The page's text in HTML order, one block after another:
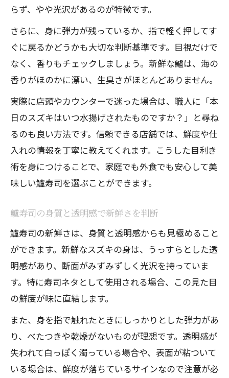
らず、やや光沢があるのが特徴です。
さらに、身に弾力が残っているか、指で軽く押してす
ぐに戻るかどうかも大切な判断基準です。目視だけで
なく、香りもチェックしましょう。新鮮な鱸は、海の
香りがほのかに漂い、生臭さがほとんどありません。
実際に店頭やカウンターで迷った場合は、職人に「本
日のスズキはいつ水揚げされたものですか？」と尋ね
るのも良い方法です。信頼できる店舗では、鮮度や仕
入れの情報を丁寧に教えてくれます。こうした目利き
術を身につけることで、家庭でも外食でも安心して美
味しい鱸寿司を選ぶことができます。
鱸寿司の身質と透明感で新鮮さを判断
鱸寿司の新鮮さは、身質と透明感からも見極めること
ができます。新鮮なスズキの身は、うっすらとした透
明感があり、断面がみずみずしく光沢を持っていま
す。特に寿司ネタとして使用される場合、この見た目
の鮮度が味に直結します。
また、身を指で触れたときにしっかりとした弾力があ
り、べたつきや乾燥がないものが理想です。透明感が
失われて白っぽく濁っている場合や、表面が粘ついて
いる場合は、鮮度が落ちているサインなので注意が必